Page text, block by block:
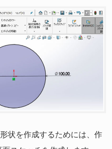
状を作成するためには、作